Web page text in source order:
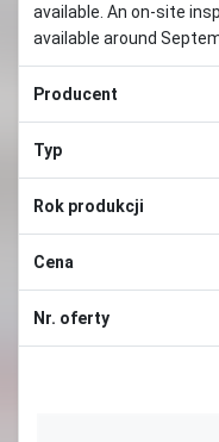
available. An on-site
available around
Producent
Typ
Rok produkcji
Cena
Nr. oferty